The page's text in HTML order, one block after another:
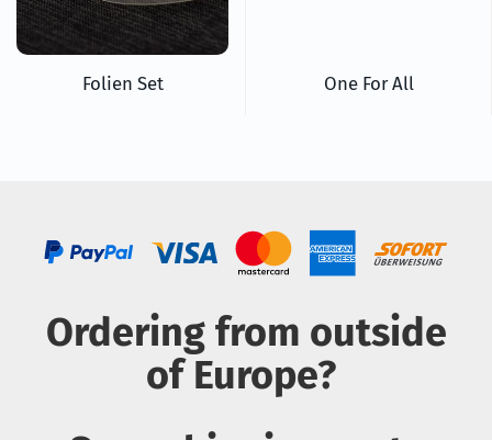
Folien Set One For All
Ordering from outside
of Europe?